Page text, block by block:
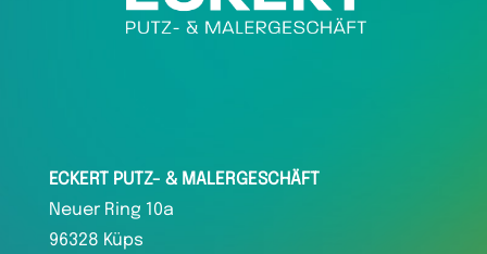
ECKERT PUTZ- & MALERGESCHÄFT
Neuer Ring 10a
96328 Küps